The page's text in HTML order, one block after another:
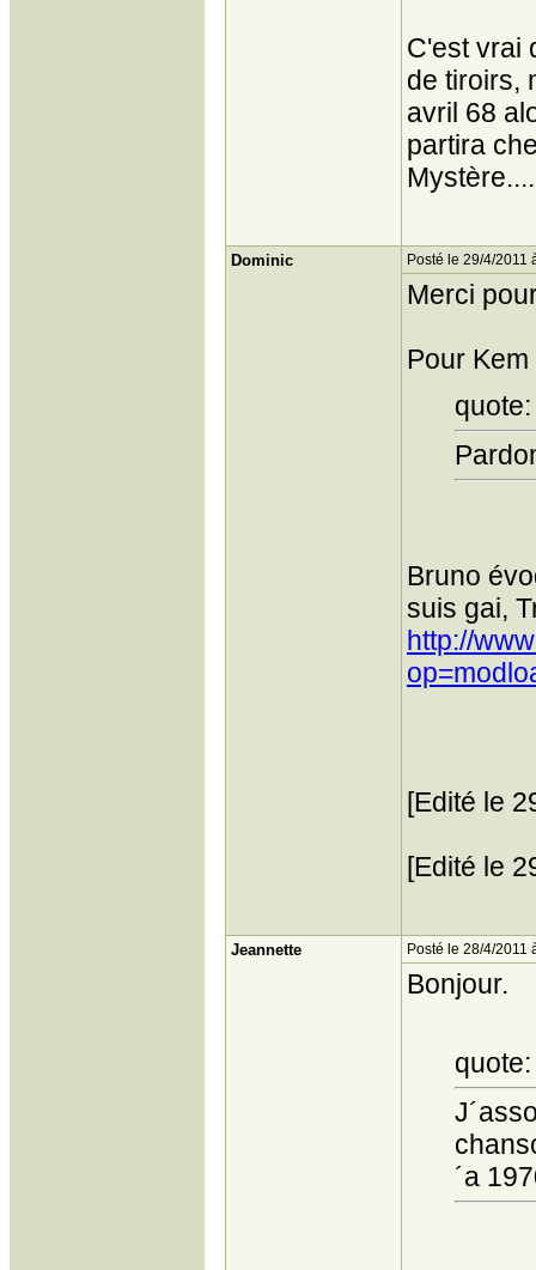
C'est vrai
de tiroirs,
avril 68
partira
Mystère....
Dominic Posté le 29/4/2011
Merci
Pour Kem
quote:
Bruno
suis gai,
http://
[Edité le
[Edité le
Jeannette Posté le 28/4/2011
Bonjour.
quote:
´a